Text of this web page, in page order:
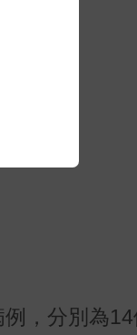
，分別為